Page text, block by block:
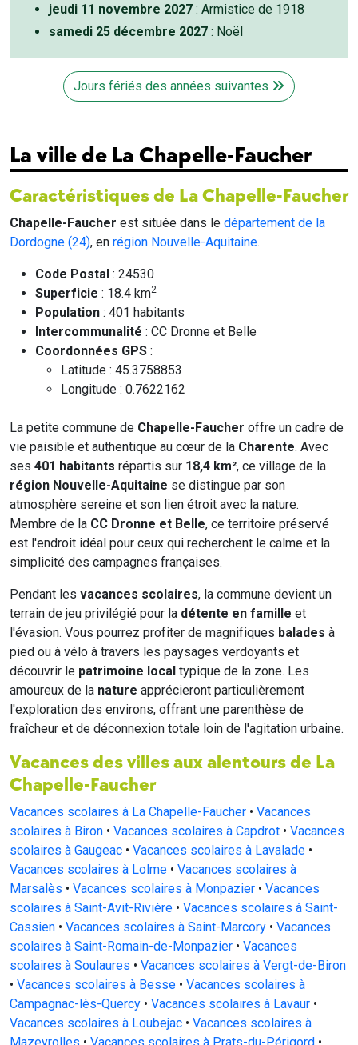
jeudi 11 novembre 2027 : Armistice de 1918
samedi 25 décembre 2027 : Noël
Jours fériés des années suivantes
La ville de La Chapelle-Faucher
Caractéristiques de La Chapelle-Faucher
Chapelle-Faucher est située dans le département de la
Dordogne (24), en région Nouvelle-Aquitaine.
Code Postal : 24530
Superficie : 18.4 km2
Population : 401 habitants
Intercommunalité : CC Dronne et Belle
Coordonnées GPS :
Latitude : 45.3758853
Longitude : 0.7622162
La petite commune de Chapelle-Faucher offre un cadre de
vie paisible et authentique au cœur de la Charente. Avec
ses 401 habitants répartis sur 18,4 km², ce village de la
région Nouvelle-Aquitaine se distingue par son
atmosphère sereine et son lien étroit avec la nature.
Membre de la CC Dronne et Belle, ce territoire préservé
est l'endroit idéal pour ceux qui recherchent le calme et la
simplicité des campagnes françaises.
Pendant les vacances scolaires, la commune devient un
terrain de jeu privilégié pour la détente en famille et
l'évasion. Vous pourrez profiter de magnifiques balades à
pied ou à vélo à travers les paysages verdoyants et
découvrir le patrimoine local typique de la zone. Les
amoureux de la nature apprécieront particulièrement
l'exploration des environs, offrant une parenthèse de
fraîcheur et de déconnexion totale loin de l'agitation urbaine.
Vacances des villes aux alentours de La
Chapelle-Faucher
Vacances scolaires à La Chapelle-Faucher • Vacances
scolaires à Biron • Vacances scolaires à Capdrot • Vacances
scolaires à Gaugeac • Vacances scolaires à Lavalade •
Vacances scolaires à Lolme • Vacances scolaires à
Marsalès • Vacances scolaires à Monpazier • Vacances
scolaires à Saint-Avit-Rivière • Vacances scolaires à Saint-
Cassien • Vacances scolaires à Saint-Marcory • Vacances
scolaires à Saint-Romain-de-Monpazier • Vacances
scolaires à Soulaures • Vacances scolaires à Vergt-de-Biron
• Vacances scolaires à Besse • Vacances scolaires à
Campagnac-lès-Quercy • Vacances scolaires à Lavaur •
Vacances scolaires à Loubejac • Vacances scolaires à